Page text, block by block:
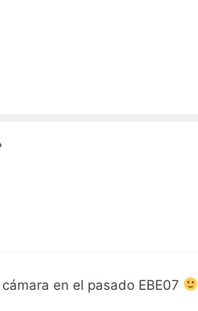
en el pasado EBE07